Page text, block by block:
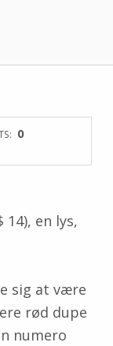
0
14), en lys,
sig at være
rød dupe
numero